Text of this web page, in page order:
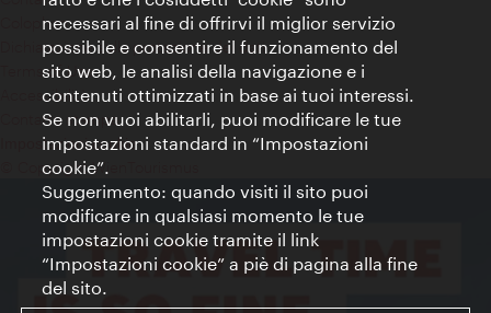
Colophon
Dichiarazione sulla protezione dei dati
Terms of Use
Accessibilità
Contatto stampa
Impostazioni cookie
© Copyright WienTourismus
necessari al fine di offrirvi il miglior servizio
possibile e consentire il funzionamento del
sito web, le analisi della navigazione e i
contenuti ottimizzati in base ai tuoi interessi.
Se non vuoi abilitarli, puoi modificare le tue
impostazioni standard in “Impostazioni
cookie”.
Suggerimento: quando visiti il sito puoi
modificare in qualsiasi momento le tue
impostazioni cookie tramite il link
“Impostazioni cookie” a piè di pagina alla fine
del sito.